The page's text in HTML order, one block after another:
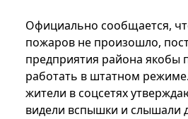
Официально сообщается,
пожаров не произошло,
предприятия района якобы
работать в штатном
жители в соцсетях
видели вспышки и слышали